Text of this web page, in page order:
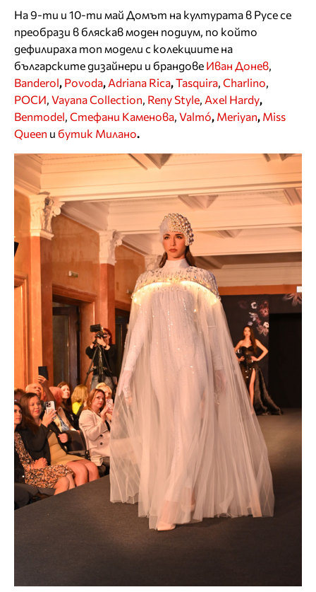
На 9-ти и 10-ти май Домът на културата в Русе се
преобрази в бляскав моден подиум, по който
дефилираха топ модели с колекциите на
българските дизайнери и брандове Иван Донев
Banderol, Povoda, Adriana Rica, Tasquira Charlino
РОСИ Vayana Collection Reny Style Axel Hardy,
Benmodel Стефани Каменова Valmó, Meriyan, Miss
Queen и бутик Милано.